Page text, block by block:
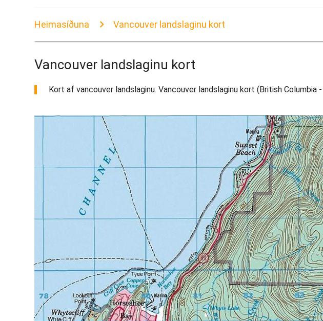
Heimasíðuna Vancouver landslaginu kort
Vancouver landslaginu kort
Kort af vancouver landslaginu. Vancouver landslaginu kort (British